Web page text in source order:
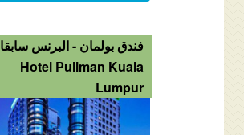
فندق بولمان - البرنس سابقا
Hotel Pullman Kuala
Lumpur